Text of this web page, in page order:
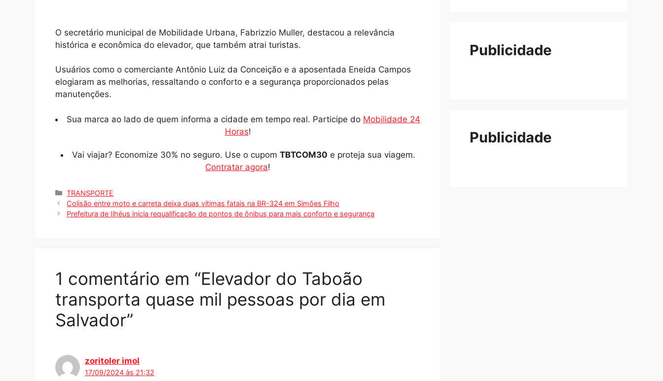
O secretário municipal de Mobilidade Urbana, Fabrizzio Muller, destacou a relevância
histórica e econômica do elevador, que também atrai turistas.
Usuários como o comerciante Antônio Luiz da Conceição e a aposentada Eneida Campos
elogiaram as melhorias, ressaltando o conforto e a segurança proporcionados pelas
manutenções.
Sua marca ao lado de quem informa a cidade em tempo real. Participe do Mobilidade 24
Horas!
Vai viajar? Economize 30% no seguro. Use o cupom TBTCOM30 e proteja sua viagem.
Contratar agora!
Categorias
TRANSPORTE
Colisão entre moto e carreta deixa duas vítimas fatais na BR-324 em Simões Filho
Prefeitura de Ilhéus inicia requalificação de pontos de ônibus para mais conforto e segurança
1 comentário em “Elevador do Taboão
transporta quase mil pessoas por dia em
Salvador”
zoritoler imol
17/09/2024 às 21:32
Publicidade
Publicidade